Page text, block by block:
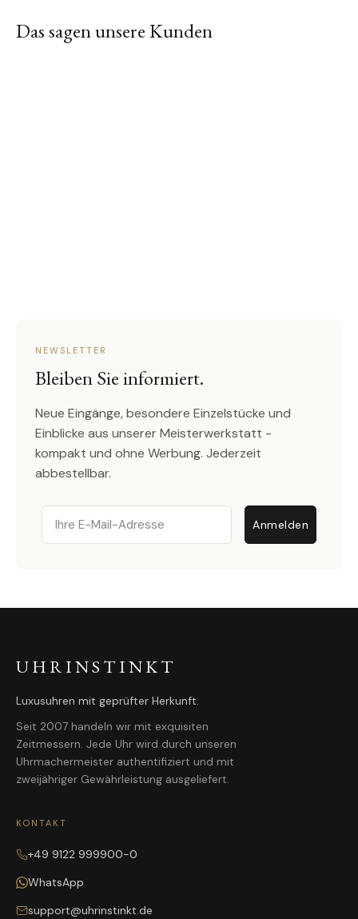
Das sagen unsere Kunden
NEWSLETTER
Bleiben Sie informiert.
Neue Eingänge, besondere Einzelstücke und
Einblicke aus unserer Meisterwerkstatt -
kompakt und ohne Werbung. Jederzeit
abbestellbar.
Email
Anmelden
UHRINSTINKT
Luxusuhren mit geprüfter Herkunft.
Seit 2007 handeln wir mit exquisiten
Zeitmessern. Jede Uhr wird durch unseren
Uhrmachermeister authentifiziert und mit
zweijähriger Gewährleistung ausgeliefert.
KONTAKT
+49 9122 999900-0
WhatsApp
support@uhrinstinkt.de